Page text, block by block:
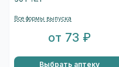
Все формы выпуска
от 73 ₽
Выбрать аптеку